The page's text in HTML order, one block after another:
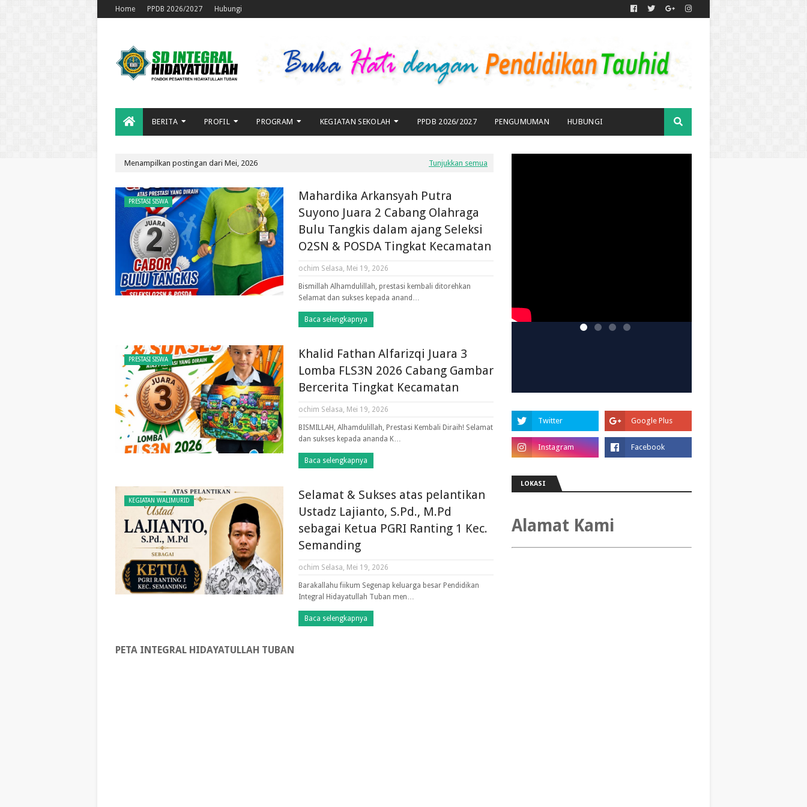
Home PPDB 2026/2027 Hubungi
BERITA PROFIL PROGRAM KEGIATAN SEKOLAH PPDB 2026/2027 PENGUMUMAN HUBUNGI
Menampilkan postingan dari Mei, 2026 Tunjukkan semua
PRESTASI SISWA
Mahardika Arkansyah Putra
Suyono Juara 2 Cabang Olahraga
Bulu Tangkis dalam ajang Seleksi
O2SN & POSDA Tingkat Kecamatan
ochim Selasa, Mei 19, 2026
Bismillah Alhamdulillah, prestasi kembali ditorehkan
Selamat dan sukses kepada anand…
Baca selengkapnya
PRESTASI SISWA
Khalid Fathan Alfarizqi Juara 3
Lomba FLS3N 2026 Cabang Gambar
Bercerita Tingkat Kecamatan
ochim Selasa, Mei 19, 2026
BISMILLAH, Alhamdulillah, Prestasi Kembali Diraih! Selamat
dan sukses kepada ananda K…
Baca selengkapnya
KEGIATAN WALIMURID
Selamat & Sukses atas pelantikan
Ustadz Lajianto, S.Pd., M.Pd
sebagai Ketua PGRI Ranting 1 Kec.
Semanding
ochim Selasa, Mei 19, 2026
Barakallahu fiikum Segenap keluarga besar Pendidikan
Integral Hidayatullah Tuban men…
Baca selengkapnya
PETA INTEGRAL HIDAYATULLAH TUBAN
LOKASI
Alamat Kami